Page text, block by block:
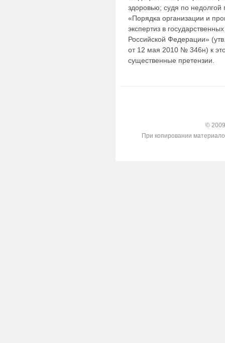
здоровью; судя по
«Порядка организации и
экспертиз в
Российской Федерации»
от 12 мая 2010 № 346н) к
существенные претензии.
©
При копировании